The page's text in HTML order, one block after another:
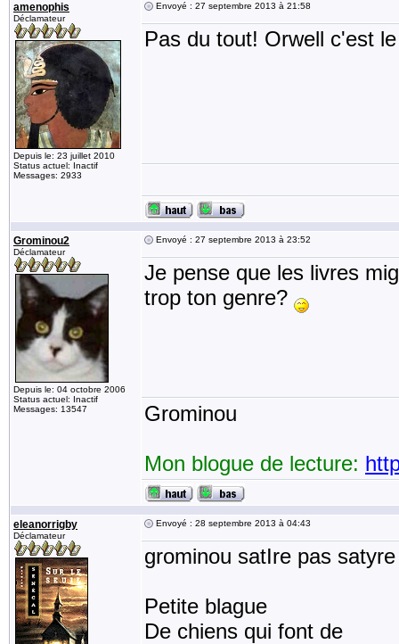
amenophis
Déclamateur
Depuis le: 23 juillet 2010
Status actuel: Inactif
Messages: 2933
Envoyé : 27 septembre 2013 à 21:58
Pas du tout! Orwell c'est
Grominou2
Déclamateur
Depuis le: 04 octobre 2006
Status actuel: Inactif
Messages: 13547
Envoyé : 27 septembre 2013 à 23:52
Je pense que les livres
trop ton genre?
Grominou
Mon blogue de lecture:
eleanorrigby
Déclamateur
Envoyé : 28 septembre 2013 à 04:43
grominou satIre pas satyre
Petite blague
De chiens qui font de